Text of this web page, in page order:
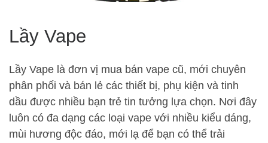
Lầy Vape
Lầy Vape là đơn vị mua bán vape cũ, mới chuyên
phân phối và bán lẻ các thiết bị, phụ kiện và tinh
dầu được nhiều bạn trẻ tin tưởng lựa chọn. Nơi đây
luôn có đa dạng các loại vape với nhiều kiểu dáng,
mùi hương độc đáo, mới lạ để bạn có thể trải